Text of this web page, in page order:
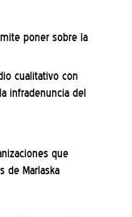
poner sobre la
cualitativo con
infradenuncia del
que
de Marlaska